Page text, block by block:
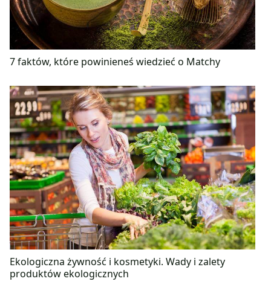
7 faktów, które powinieneś wiedzieć o Matchy
Ekologiczna żywność i kosmetyki. Wady i zalety
produktów ekologicznych